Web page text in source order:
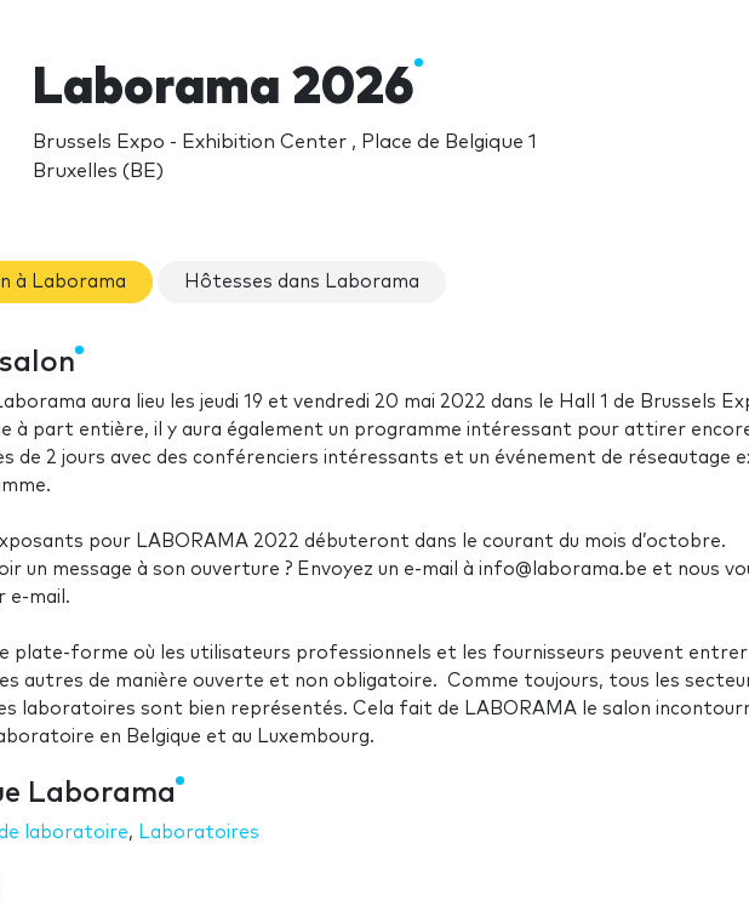
Laborama 2026
Brussels Expo - Exhibition Center , Place de Belgique 1
Bruxelles (BE)
à Laborama Hôtesses dans Laborama
aura lieu les jeudi 19 et vendredi 20 mai 2022 dans le Hall 1 de Brussels
à part entière, il y aura également un programme intéressant pour attirer
de 2 jours avec des conférenciers intéressants et un événement de réseautage
pour LABORAMA 2022 débuteront dans le courant du mois d’octobre.
un message à son ouverture ? Envoyez un e-mail à info@laborama.be et nous
e-mail.
plate-forme où les utilisateurs professionnels et les fournisseurs peuvent entrer
autres de manière ouverte et non obligatoire. Comme toujours, tous les
laboratoires sont bien représentés. Cela fait de LABORAMA le salon
en Belgique et au Luxembourg.
Laborama
laboratoire, Laboratoires